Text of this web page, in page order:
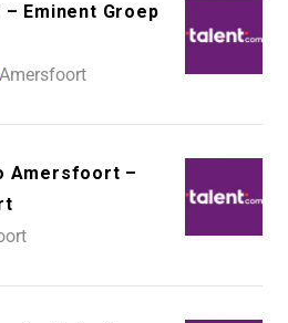
Eminent Groep
Amersfoort
Amersfoort –